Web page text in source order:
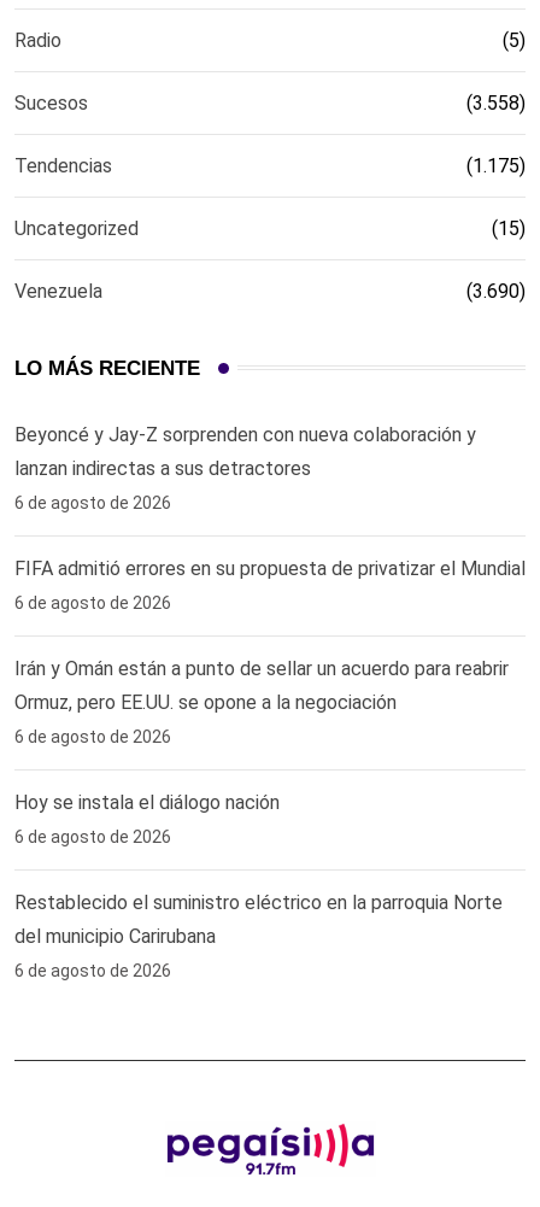
Radio (5)
Sucesos (3.558)
Tendencias (1.175)
Uncategorized (15)
Venezuela (3.690)
LO MÁS RECIENTE
Beyoncé y Jay-Z sorprenden con nueva colaboración y
lanzan indirectas a sus detractores
6 de agosto de 2026
FIFA admitió errores en su propuesta de privatizar el Mundial
6 de agosto de 2026
Irán y Omán están a punto de sellar un acuerdo para reabrir
Ormuz, pero EE.UU. se opone a la negociación
6 de agosto de 2026
Hoy se instala el diálogo nación
6 de agosto de 2026
Restablecido el suministro eléctrico en la parroquia Norte
del municipio Carirubana
6 de agosto de 2026